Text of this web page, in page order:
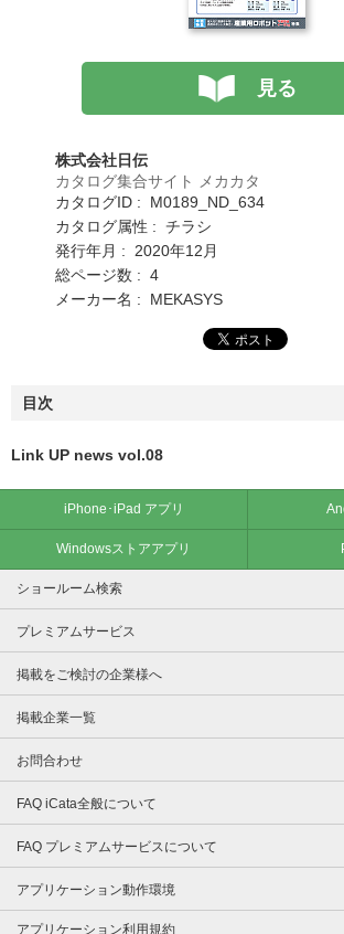
見る
株式会社日伝
カタログ集合サイト メカカタ
カタログID : M0189_ND_634
カタログ属性 : チラシ
発行年月 : 2020年12月
総ページ数 : 4
メーカー名 : MEKASYS
目次
Link UP news vol.08
iPhone･iPad アプリ
Windowsストアアプリ
ショールーム検索
プレミアムサービス
掲載をご検討の企業様へ
掲載企業一覧
お問合わせ
FAQ iCata全般について
FAQ プレミアムサービスについて
アプリケーション動作環境
アプリケーション利用規約